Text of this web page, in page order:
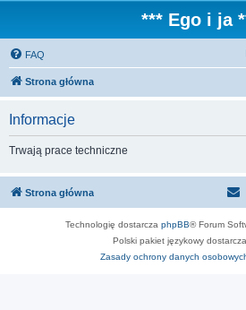
*** Ego i ja
FAQ
Strona główna
Informacje
Trwają prace techniczne
Strona główna
Technologię dostarcza phpBB® Forum
Polski pakiet językowy dostarcza
Zasady ochrony danych